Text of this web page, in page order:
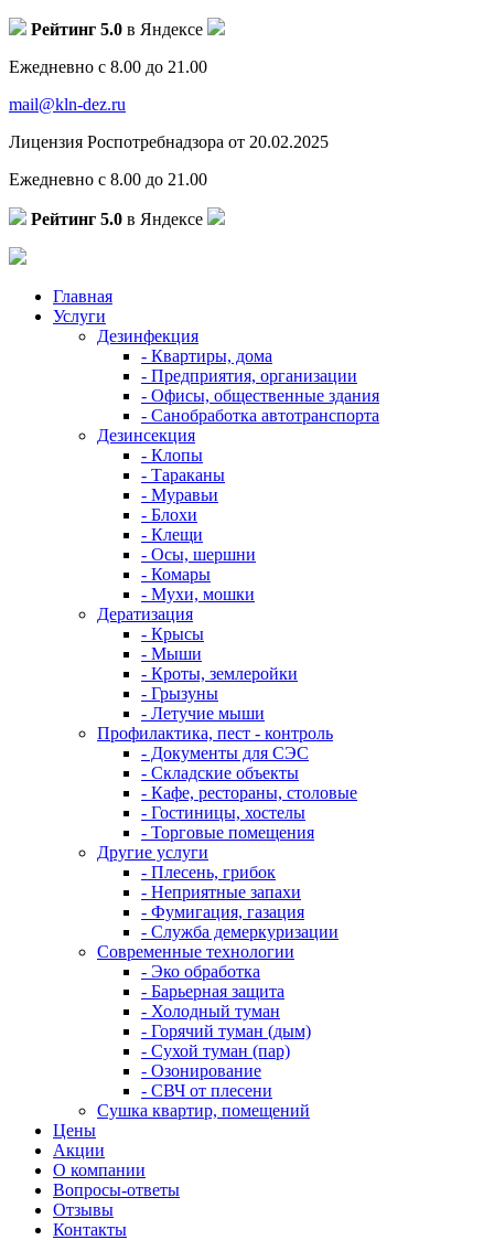
Рейтинг 5.0 в Яндексе
Ежедневно с 8.00 до 21.00
mail@kln-dez.ru
Лицензия Роспотребнадзора от 20.02.2025
Ежедневно с 8.00 до 21.00
Рейтинг 5.0 в Яндексе
Главная
Услуги
Дезинфекция
- Квартиры, дома
- Предприятия, организации
- Офисы, общественные здания
- Санобработка автотранспорта
Дезинсекция
- Клопы
- Тараканы
- Муравьи
- Блохи
- Клещи
- Осы, шершни
- Комары
- Мухи, мошки
Дератизация
- Крысы
- Мыши
- Кроты, землеройки
- Грызуны
- Летучие мыши
Профилактика, пест - контроль
- Документы для СЭС
- Складские объекты
- Кафе, рестораны, столовые
- Гостиницы, хостелы
- Торговые помещения
Другие услуги
- Плесень, грибок
- Неприятные запахи
- Фумигация, газация
- Служба демеркуризации
Современные технологии
- Эко обработка
- Барьерная защита
- Холодный туман
- Горячий туман (дым)
- Сухой туман (пар)
- Озонирование
- СВЧ от плесени
Сушка квартир, помещений
Цены
Акции
О компании
Вопросы-ответы
Отзывы
Контакты